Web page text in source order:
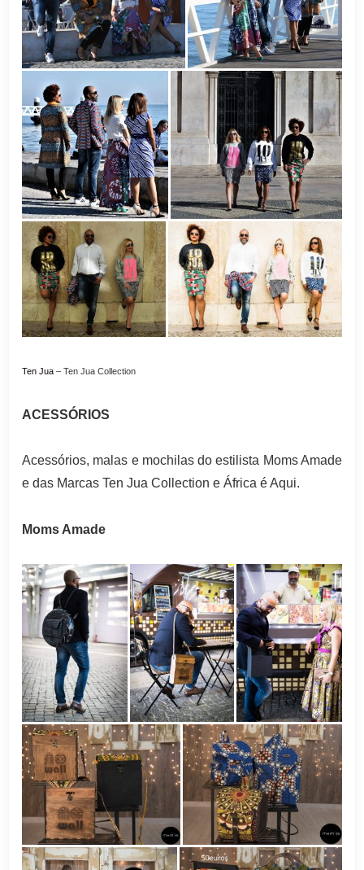
Ten Jua–Ten Jua Collection
ACESSÓRIOS
Acessórios, malas e mochilas do estilista Moms Amade
e das Marcas Ten Jua Collection e África é Aqui.
Moms Amade